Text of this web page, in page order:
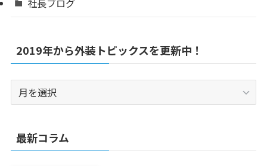
2019年から外装トピックスを更新中！
2019
年
ら
外
最新コラム